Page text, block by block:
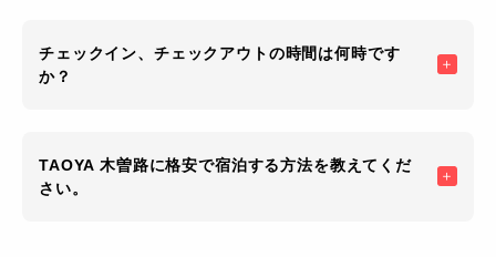
チェックイン、チェックアウトの時間は何時です
か？
TAOYA 木曽路に格安で宿泊する方法を教えてくだ
さい。